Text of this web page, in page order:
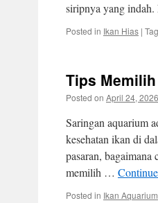
siripnya yang
Posted in Ikan Hias |
Tips
Posted on April 24, 2026
Saringan aquarium
kesehatan ikan di
pasaran,
memilih …
Posted in Ikan Aquarium